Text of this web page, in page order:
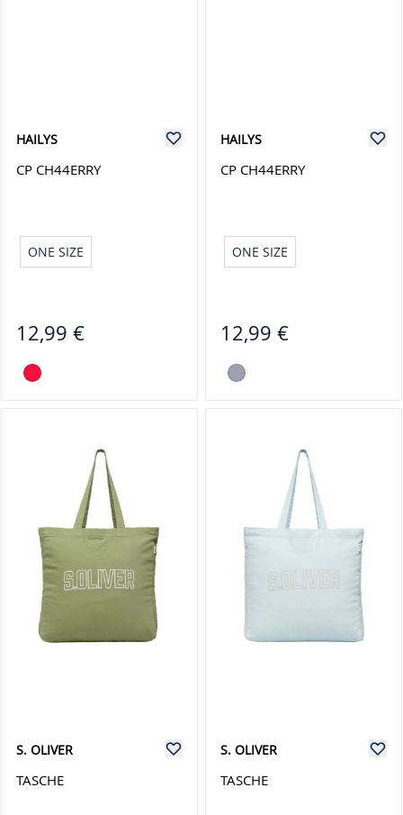
HAILYS
CP CH44ERRY
ONE SIZE
12,99 €
HAILYS
CP CH44ERRY
ONE SIZE
12,99 €
S. OLIVER
TASCHE
S. OLIVER
TASCHE